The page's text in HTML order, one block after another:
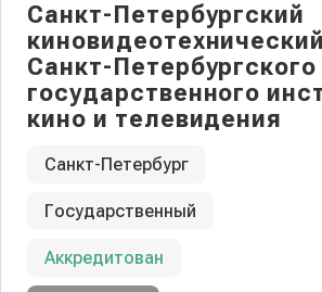
Санкт-Петербургский
Санкт-Петербургского
государственного
кино и телевидения
Санкт-Петербург
Государственный
Аккредитован